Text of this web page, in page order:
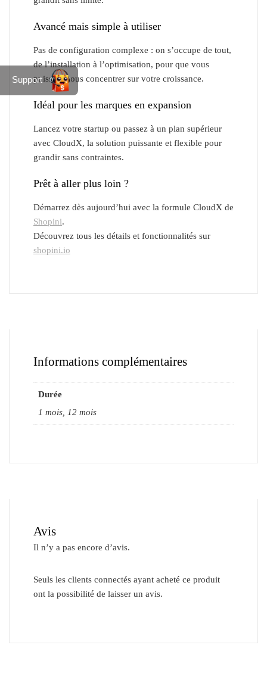
Avancé mais simple à utiliser
Pas de configuration complexe : on s’occupe de tout,
de l’installation à l’optimisation, pour que vous
puissiez vous concentrer sur votre croissance.
Idéal pour les marques en expansion
Lancez votre startup ou passez à un plan supérieur
avec CloudX, la solution puissante et flexible pour
grandir sans contraintes.
Prêt à aller plus loin ?
Démarrez dès aujourd’hui avec la formule CloudX de
Shopini.
Découvrez tous les détails et fonctionnalités sur
shopini.io
Informations complémentaires
Durée
1 mois, 12 mois
Avis
Il n’y a pas encore d’avis.
Seuls les clients connectés ayant acheté ce produit
ont la possibilité de laisser un avis.
Support